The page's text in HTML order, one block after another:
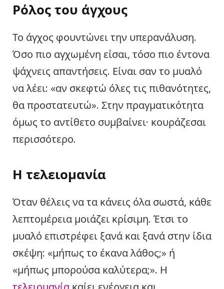
Ρόλος του άγχους
Το άγχος φουντώνει την υπερανάλυση.
Όσο πιο αγχωμένη είσαι, τόσο πιο έντονα
ψάχνεις απαντήσεις. Είναι σαν το μυαλό
να λέει: «αν σκεφτώ όλες τις πιθανότητες,
θα προστατευτώ». Στην πραγματικότητα
όμως το αντίθετο συμβαίνει· κουράζεσαι
περισσότερο.
Η τελειομανία
Όταν θέλεις να τα κάνεις όλα σωστά, κάθε
λεπτομέρεια μοιάζει κρίσιμη. Έτσι το
μυαλό επιστρέφει ξανά και ξανά στην ίδια
σκέψη: «μήπως το έκανα λάθος;» ή
«μήπως μπορούσα καλύτερα;». Η